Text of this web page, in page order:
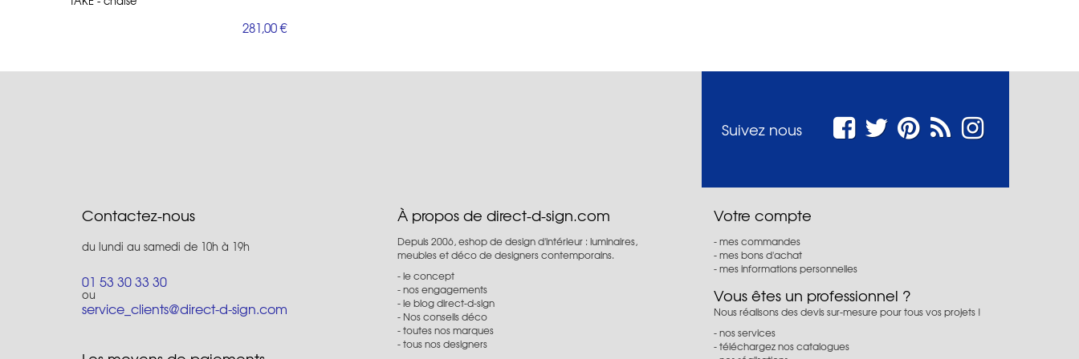
281,00 €
Suivez nous
Contactez-nous
du lundi au samedi de 10h à 19h
01 53 30 33 30
ou
service_clients@direct-d-sign.com
À propos de direct-d-sign.com
Depuis 2006, eshop de design d'intérieur : luminaires,
meubles et déco de designers contemporains.
le concept
nos engagements
le blog direct-d-sign
Nos conseils déco
toutes nos marques
tous nos designers
Votre compte
mes commandes
mes bons d'achat
mes informations personnelles
Vous êtes un professionnel ?
Nous réalisons des devis sur-mesure pour tous vos projets !
nos services
téléchargez nos catalogues